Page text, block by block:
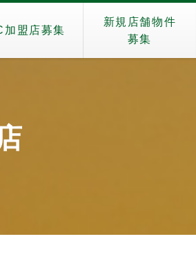
加盟店募集
新規店舗物件
募集